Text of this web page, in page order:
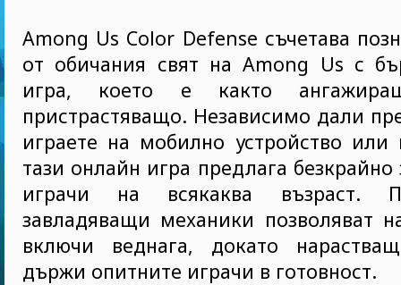
Among Us Color Defense съчетава
от обичания свят на Among Us с
игра, което е както
пристрастяващо. Независимо дали
играете на мобилно устройство
тази онлайн игра предлага безкрайно
играчи на всякаква възраст.
завладяващи механики позволяват
включи веднага, докато
държи опитните играчи в готовност.